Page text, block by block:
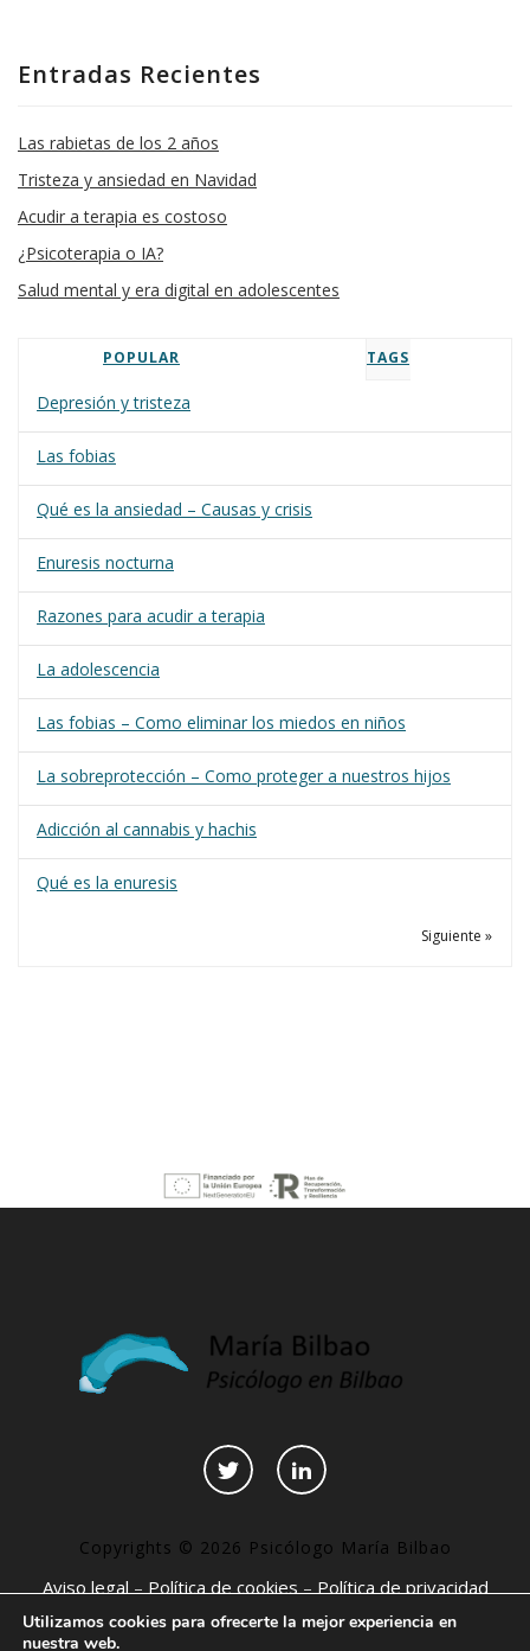
Entradas Recientes
Las rabietas de los 2 años
Tristeza y ansiedad en Navidad
Acudir a terapia es costoso
¿Psicoterapia o IA?
Salud mental y era digital en adolescentes
POPULAR TAGS
Depresión y tristeza
Las fobias
Qué es la ansiedad – Causas y crisis
Enuresis nocturna
Razones para acudir a terapia
La adolescencia
Las fobias – Como eliminar los miedos en niños
La sobreprotección – Como proteger a nuestros hijos
Adicción al cannabis y hachis
Qué es la enuresis
Siguiente »
Copyrights © 2026 Psicólogo María Bilbao
Aviso legal – Política de cookies – Política de privacidad
–Declaración de accesibilidad–Páginas interesantes
Utilizamos cookies para ofrecerte la mejor experiencia en
nuestra web.